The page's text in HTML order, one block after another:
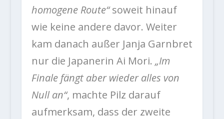
homogene Route“soweit hinauf
wie keine andere davor. Weiter
kam danach außer Janja Garnbret
nur die Japanerin Ai Mori. „Im
Finale fängt aber wieder alles von
Null an“, machte Pilz darauf
aufmerksam, dass der zweite